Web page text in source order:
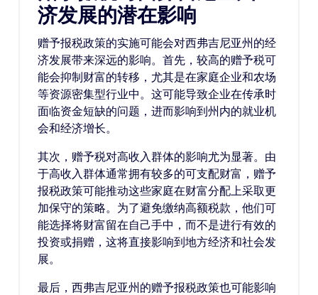
济发展的潜在影响
赠予报税政策的实施可能会对西弗吉尼亚州的经
济发展带来深远的影响。首先，较高的赠予税可
能会抑制财富的转移，尤其是在家庭企业和农场
等资源密集型行业中。这可能导致企业在传承时
面临资金短缺的问题，进而影响到州内的就业机
会和经济增长。
其次，赠予税对高收入群体的影响尤为显著。由
于高收入群体通常拥有较多的可支配财富，赠予
报税政策可能推动这些家庭在财富分配上采取更
加保守的策略。为了避免缴纳高额税款，他们可
能选择将财富留在自己手中，而不是进行有效的
投资或捐赠，这将直接影响到地方经济和社会发
展。
最后，西弗吉尼亚州的赠予报税政策也可能影响